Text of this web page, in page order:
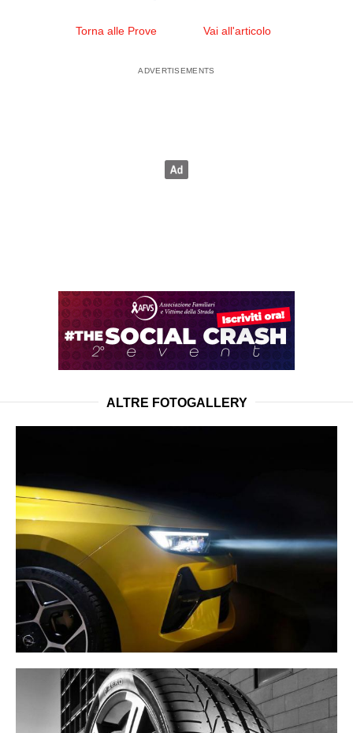
Torna alle Prove Vai all'articolo
ALTRE FOTOGALLERY